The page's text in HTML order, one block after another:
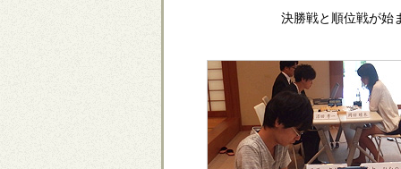
決勝戦と順位戦が始